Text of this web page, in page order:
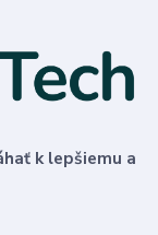
k lepšiemu a